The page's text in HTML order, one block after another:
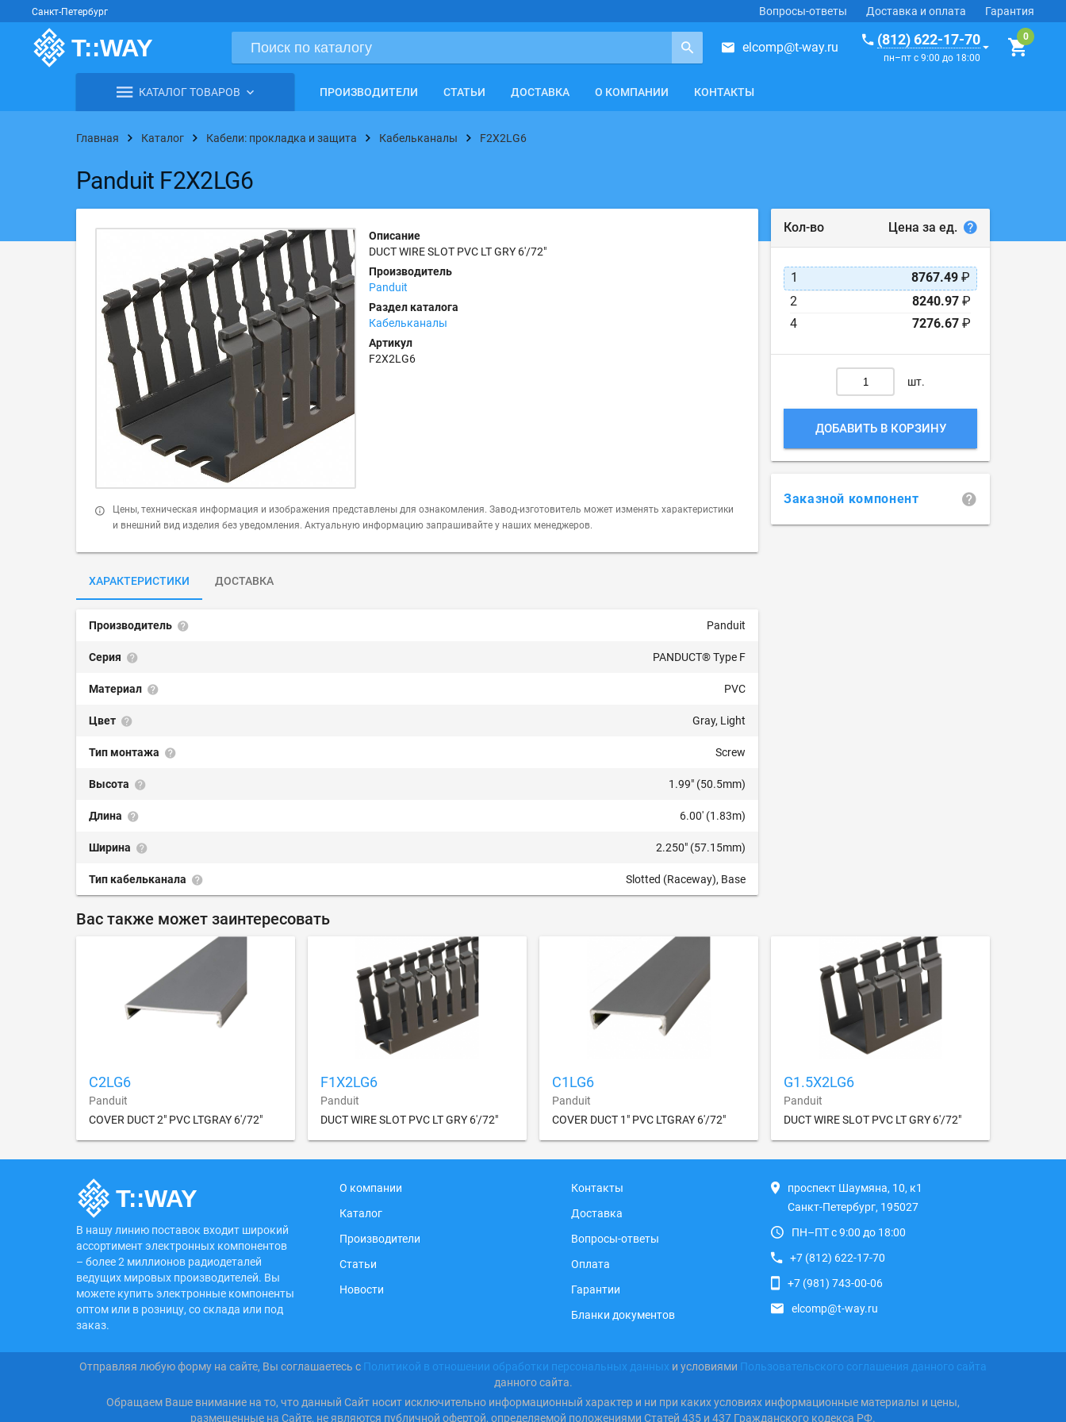
Санкт-Петербург Вопросы-ответы Доставка и оплата Гарантия
elcomp@t-way.ru (812) 622-17-70
пн–пт с 9:00 до 18:00
КАТАЛОГ ТОВАРОВ ПРОИЗВОДИТЕЛИ СТАТЬИ ДОСТАВКА О КОМПАНИИ КОНТАКТЫ
Главная Каталог Кабели: прокладка и защита Кабельканалы F2X2LG6
Panduit F2X2LG6
Описание
DUCT WIRE SLOT PVC LT GRY 6'/72"
Производитель
Panduit
Раздел каталога
Кабельканалы
Артикул
F2X2LG6
Цены, техническая информация и изображения представлены для ознакомления. Завод-изготовитель может изменять характеристики
и внешний вид изделия без уведомления. Актуальную информацию запрашивайте у наших менеджеров.
ХАРАКТЕРИСТИКИ ДОСТАВКА
Производитель Panduit
Серия PANDUCT® Type F
Материал PVC
Цвет Gray, Light
Тип монтажа Screw
Высота 1.99" (50.5mm)
Длина 6.00' (1.83m)
Ширина 2.250" (57.15mm)
Тип кабельканала Slotted (Raceway), Base
Кол-во Цена за ед.
1 8767.49 ₽
2
8240.97 ₽
4
7276.67 ₽
шт.
ДОБАВИТЬ В КОРЗИНУ
Заказной компонент
Вас также может заинтересовать
C2LG6
Panduit
COVER DUCT 2" PVC LTGRAY 6'/72"
F1X2LG6
Panduit
DUCT WIRE SLOT PVC LT GRY 6'/72"
C1LG6
Panduit
COVER DUCT 1" PVC LTGRAY 6'/72"
G1.5X2LG6
Panduit
DUCT WIRE SLOT PVC LT GRY 6'/72"
В нашу линию поставок входит широкий
ассортимент электронных компонентов
– более 2 миллионов радиодеталей
ведущих мировых производителей. Вы
можете купить электронные компоненты
оптом или в розницу, со склада или под
заказ.
О компании
Каталог
Производители
Статьи
Новости
Контакты
Доставка
Вопросы-ответы
Оплата
Гарантии
Бланки документов
проспект Шаумяна, 10, к1
Санкт-Петербург, 195027
ПН–ПТ с 9:00 до 18:00
+7 (812) 622-17-70
+7 (981) 743-00-06
elcomp@t-way.ru
Отправляя любую форму на сайте, Вы соглашаетесь с Политикой в отношении обработки персональных данных и условиями Пользовательского соглашения данного сайта
данного сайта.
Обращаем Ваше внимание на то, что данный Сайт носит исключительно информационный характер и ни при каких условиях информационные материалы и цены,
размещенные на Сайте, не являются публичной офертой, определяемой положениями Статей 435 и 437 Гражданского кодекса РФ.